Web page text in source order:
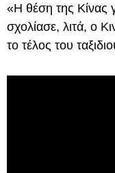
«Η θέση της Κίνας
σχολίασε, λιτά, ο
το τέλος του